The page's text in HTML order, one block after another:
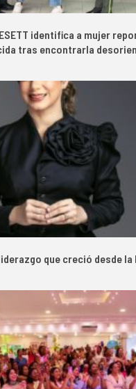
identifica a mujer
tras encontrarla
que creció desde la